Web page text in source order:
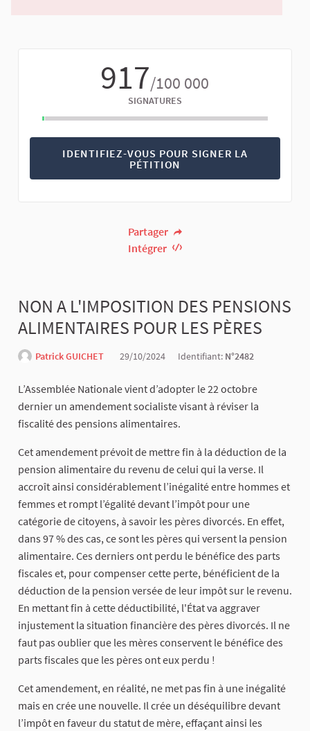
917/100 000
SIGNATURES
IDENTIFIEZ-VOUS POUR SIGNER LA
PÉTITION
Partager
Intégrer
NON A L'IMPOSITION DES PENSIONS
ALIMENTAIRES POUR LES PÈRES
Patrick GUICHET 29/10/2024 Identifiant: N°2482
L’Assemblée Nationale vient d’adopter le 22 octobre
dernier un amendement socialiste visant à réviser la
fiscalité des pensions alimentaires.
Cet amendement prévoit de mettre fin à la déduction de la
pension alimentaire du revenu de celui qui la verse. Il
accroît ainsi considérablement l’inégalité entre hommes et
femmes et rompt l’égalité devant l’impôt pour une
catégorie de citoyens, à savoir les pères divorcés. En effet,
dans 97 % des cas, ce sont les pères qui versent la pension
alimentaire. Ces derniers ont perdu le bénéfice des parts
fiscales et, pour compenser cette perte, bénéficient de la
déduction de la pension versée de leur impôt sur le revenu.
En mettant fin à cette déductibilité, l'État va aggraver
injustement la situation financière des pères divorcés. Il ne
faut pas oublier que les mères conservent le bénéfice des
parts fiscales que les pères ont eux perdu !
Cet amendement, en réalité, ne met pas fin à une inégalité
mais en crée une nouvelle. Il crée un déséquilibre devant
l’impôt en faveur du statut de mère, effaçant ainsi les